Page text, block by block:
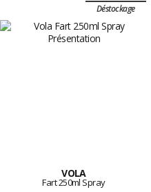
Déstockage
VOLA
Fart 250ml Spray